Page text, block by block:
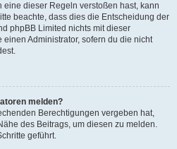
dieser Regeln verstoßen hast, kann
beachte, dass dies die Entscheidung der
phpBB Limited nichts mit dieser
Administrator, sofern du die nicht
melden?
Berechtigungen vergeben hat,
des Beitrags, um diesen zu melden.
geführt.